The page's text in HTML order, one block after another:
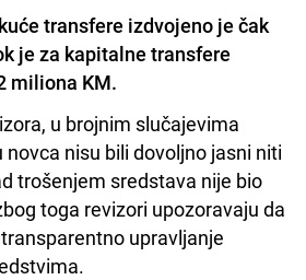
transfere izdvojeno je čak
je za kapitalne transfere
miliona KM.
u brojnim slučajevima
nisu bili dovoljno jasni niti
trošenjem sredstava nije bio
toga revizori upozoravaju da
upravljanje